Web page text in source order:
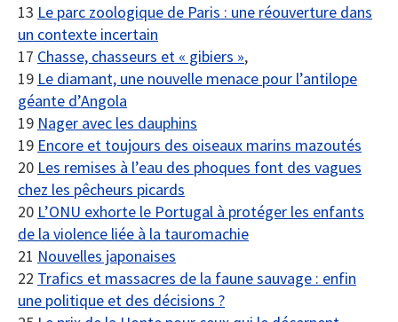
13 Le parc zoologique de Paris : une réouverture dans
un contexte incertain
17 Chasse, chasseurs et « gibiers »,
19 Le diamant, une nouvelle menace pour l’antilope
géante d’Angola
19 Nager avec les dauphins
19 Encore et toujours des oiseaux marins mazoutés
20 Les remises à l’eau des phoques font des vagues
chez les pêcheurs picards
20 L’ONU exhorte le Portugal à protéger les enfants
de la violence liée à la tauromachie
21 Nouvelles japonaises
22 Trafics et massacres de la faune sauvage : enfin
une politique et des décisions ?